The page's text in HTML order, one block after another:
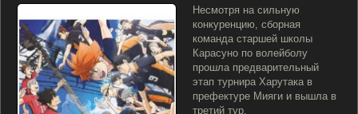
Несмотря на сильную
конкуренцию, сборная
команда старшей школы
Карасуно по волейболу
прошла предварительный
этап турнира Харутака в
префектуре Мияги и вышла в
третий тур.